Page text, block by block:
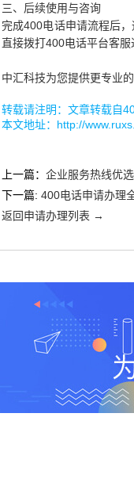
三、后续使用与咨询
完成400电话申请流程后
直接拨打400电话平台客服
中汇科技为您提供更专业
转载请注明：文章转载自
本文地址： http://
上一篇： 企业服务热线优
下一篇: 400电话申请办理
返回申请办理列表 →